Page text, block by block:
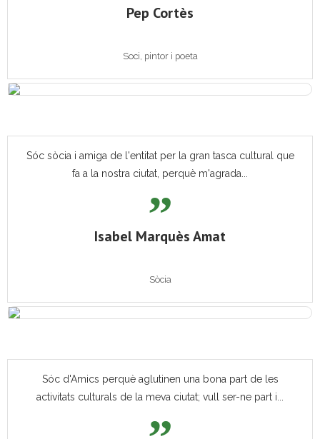
Pep Cortès
Soci, pintor i poeta
Sóc sòcia i amiga de l'entitat per la gran tasca cultural que
fa a la nostra ciutat, perquè m'agrada...
Isabel Marquès Amat
Sòcia
Sóc d'Amics perquè aglutinen una bona part de les
activitats culturals de la meva ciutat; vull ser-ne part i...